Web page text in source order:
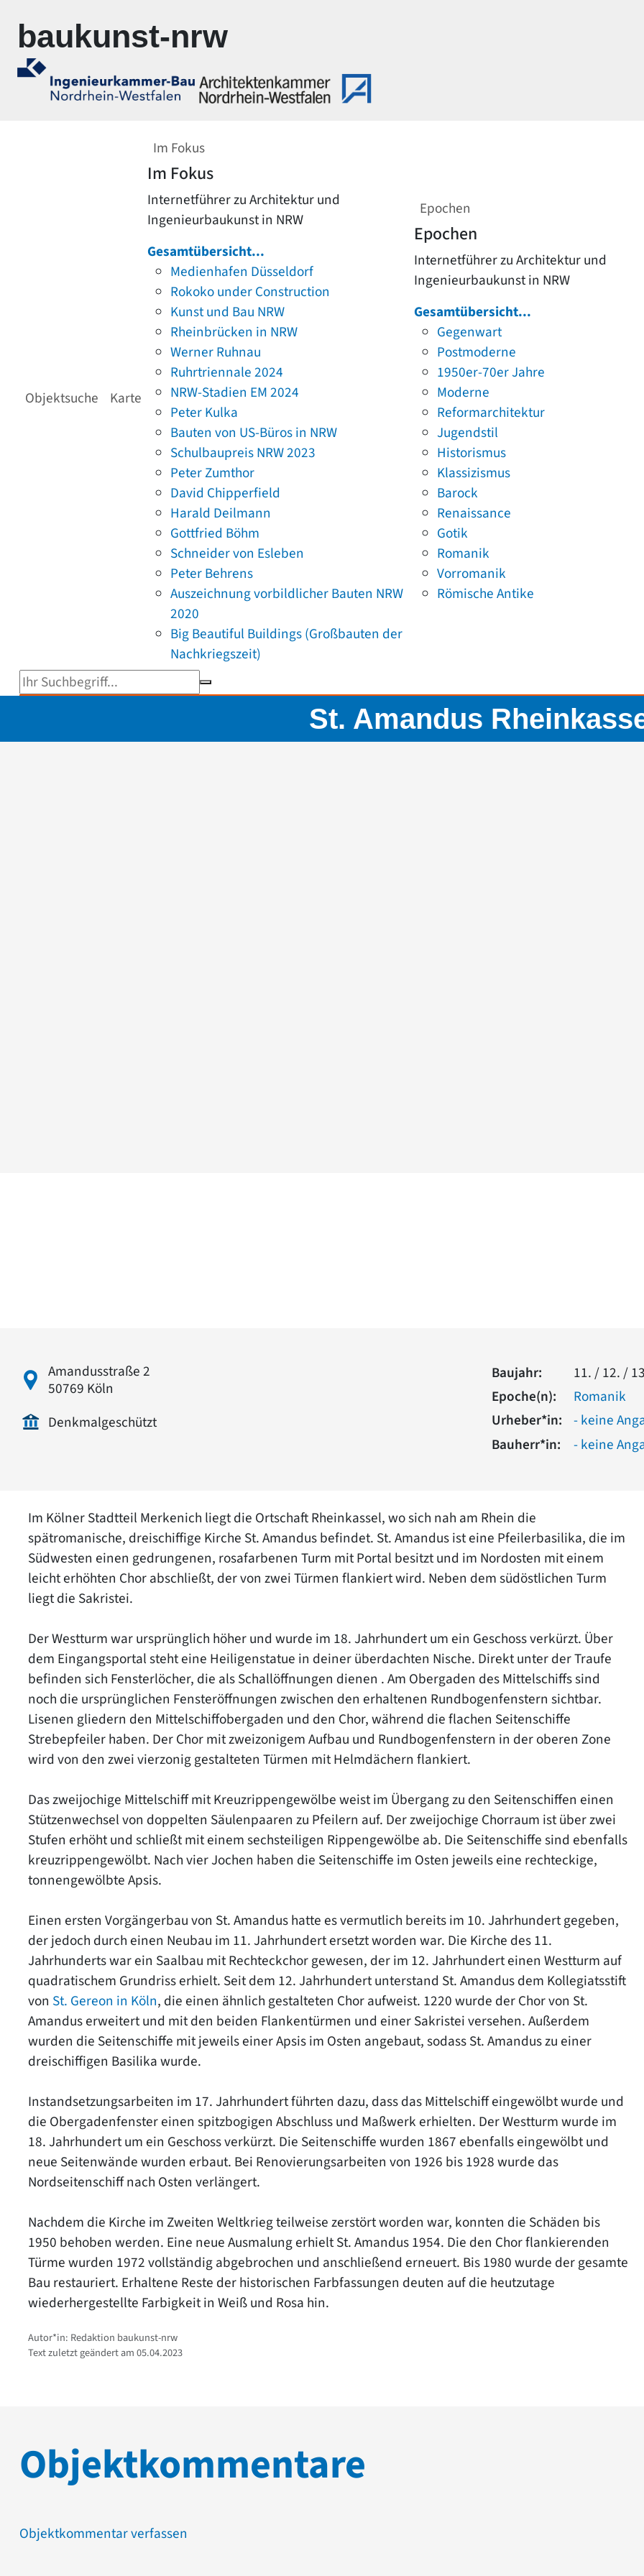
baukunst-nrw
Objektsuche Karte
Im Fokus
Im Fokus
Internetführer zu Architektur und
Ingenieurbaukunst in NRW
Gesamtübersicht...
Medienhafen Düsseldorf
Rokoko under Construction
Kunst und Bau NRW
Rheinbrücken in NRW
Werner Ruhnau
Ruhrtriennale 2024
NRW-Stadien EM 2024
Peter Kulka
Bauten von US-Büros in NRW
Schulbaupreis NRW 2023
Peter Zumthor
David Chipperfield
Harald Deilmann
Gottfried Böhm
Schneider von Esleben
Peter Behrens
Auszeichnung vorbildlicher Bauten NRW
2020
Big Beautiful Buildings (Großbauten der
Nachkriegszeit)
Epochen
Epochen
Internetführer zu Architektur und
Ingenieurbaukunst in NRW
Gesamtübersicht...
Gegenwart
Postmoderne
1950er-70er Jahre
Moderne
Reformarchitektur
Jugendstil
Historismus
Klassizismus
Barock
Renaissance
Gotik
Romanik
Vorromanik
Römische Antike
Suchbegriff eingeben
St. Amandus
Amandusstraße 2
50769 Köln
Denkmalgeschützt
Baujahr:
11. / 12. /
Epoche(n):
Romanik
Urheber*in:
- keine
Bauherr*in:
- keine
Im Kölner Stadtteil Merkenich liegt die Ortschaft Rheinkassel, wo sich nah am Rhein die
spätromanische, dreischiffige Kirche St. Amandus befindet. St. Amandus ist eine Pfeilerbasilika, die im
Südwesten einen gedrungenen, rosafarbenen Turm mit Portal besitzt und im Nordosten mit einem
leicht erhöhten Chor abschließt, der von zwei Türmen flankiert wird. Neben dem südöstlichen Turm
liegt die Sakristei.
Der Westturm war ursprünglich höher und wurde im 18. Jahrhundert um ein Geschoss verkürzt. Über
dem Eingangsportal steht eine Heiligenstatue in deiner überdachten Nische. Direkt unter der Traufe
befinden sich Fensterlöcher, die als Schallöffnungen dienen . Am Obergaden des Mittelschiffs sind
noch die ursprünglichen Fensteröffnungen zwischen den erhaltenen Rundbogenfenstern sichtbar.
Lisenen gliedern den Mittelschiffobergaden und den Chor, während die flachen Seitenschiffe
Strebepfeiler haben. Der Chor mit zweizonigem Aufbau und Rundbogenfenstern in der oberen Zone
wird von den zwei vierzonig gestalteten Türmen mit Helmdächern flankiert.
Das zweijochige Mittelschiff mit Kreuzrippengewölbe weist im Übergang zu den Seitenschiffen einen
Stützenwechsel von doppelten Säulenpaaren zu Pfeilern auf. Der zweijochige Chorraum ist über zwei
Stufen erhöht und schließt mit einem sechsteiligen Rippengewölbe ab. Die Seitenschiffe sind ebenfalls
kreuzrippengewölbt. Nach vier Jochen haben die Seitenschiffe im Osten jeweils eine rechteckige,
tonnengewölbte Apsis.
Einen ersten Vorgängerbau von St. Amandus hatte es vermutlich bereits im 10. Jahrhundert gegeben,
der jedoch durch einen Neubau im 11. Jahrhundert ersetzt worden war. Die Kirche des 11.
Jahrhunderts war ein Saalbau mit Rechteckchor gewesen, der im 12. Jahrhundert einen Westturm auf
quadratischem Grundriss erhielt. Seit dem 12. Jahrhundert unterstand St. Amandus dem Kollegiatsstift
von St. Gereon in Köln, die einen ähnlich gestalteten Chor aufweist. 1220 wurde der Chor von St.
Amandus erweitert und mit den beiden Flankentürmen und einer Sakristei versehen. Außerdem
wurden die Seitenschiffe mit jeweils einer Apsis im Osten angebaut, sodass St. Amandus zu einer
dreischiffigen Basilika wurde.
Instandsetzungsarbeiten im 17. Jahrhundert führten dazu, dass das Mittelschiff eingewölbt wurde und
die Obergadenfenster einen spitzbogigen Abschluss und Maßwerk erhielten. Der Westturm wurde im
18. Jahrhundert um ein Geschoss verkürzt. Die Seitenschiffe wurden 1867 ebenfalls eingewölbt und
neue Seitenwände wurden erbaut. Bei Renovierungsarbeiten von 1926 bis 1928 wurde das
Nordseitenschiff nach Osten verlängert.
Nachdem die Kirche im Zweiten Weltkrieg teilweise zerstört worden war, konnten die Schäden bis
1950 behoben werden. Eine neue Ausmalung erhielt St. Amandus 1954. Die den Chor flankierenden
Türme wurden 1972 vollständig abgebrochen und anschließend erneuert. Bis 1980 wurde der gesamte
Bau restauriert. Erhaltene Reste der historischen Farbfassungen deuten auf die heutzutage
wiederhergestellte Farbigkeit in Weiß und Rosa hin.
Autor*in: Redaktion baukunst-nrw
Text zuletzt geändert am 05.04.2023
Objektkommentare
Objektkommentar verfassen